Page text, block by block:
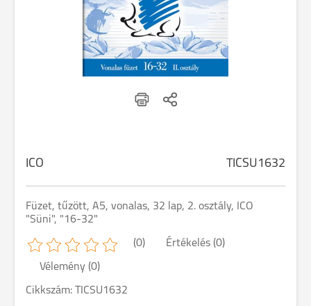
ICO TICSU1632
Füzet, tűzött, A5, vonalas, 32 lap, 2. osztály, ICO
"Süni", "16-32"
(0) Értékelés (0)
Vélemény (0)
Cikkszám: TICSU1632